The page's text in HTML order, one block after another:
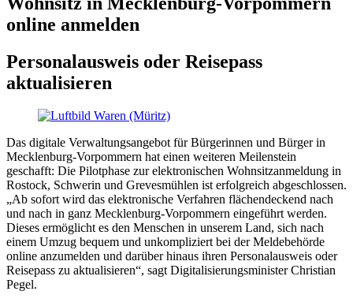
online anmelden
Personalausweis oder Reisepass
aktualisieren
Das digitale Verwaltungsangebot für Bürgerinnen und Bürger in
Mecklenburg-Vorpommern hat einen weiteren Meilenstein
geschafft: Die Pilotphase zur elektronischen Wohnsitzanmeldung in
Rostock, Schwerin und Grevesmühlen ist erfolgreich abgeschlossen.
„Ab sofort wird das elektronische Verfahren flächendeckend nach
und nach in ganz Mecklenburg-Vorpommern eingeführt werden.
Dieses ermöglicht es den Menschen in unserem Land, sich nach
einem Umzug bequem und unkompliziert bei der Meldebehörde
online anzumelden und darüber hinaus ihren Personalausweis oder
Reisepass zu aktualisieren“, sagt Digitalisierungsminister Christian
Pegel.